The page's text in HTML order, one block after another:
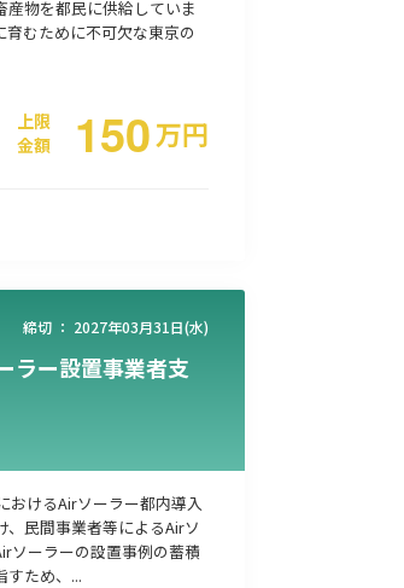
物を都民に供給していま
むために不可欠な東京の
上限
金額
150万円
締切 ： 2027年03月31日(水)
ー設置事業者支
おけるAirソーラー都内導入
、民間事業者等によるAirソ
ソーラーの設置事例の蓄積
すため、...